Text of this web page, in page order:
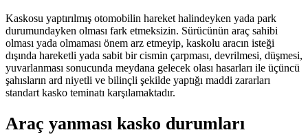
Kaskosu yaptırılmış otomobilin hareket halindeyken yada park
durumundayken olması fark etmeksizin. Sürücünün araç sahibi
olması yada olmaması önem arz etmeyip, kaskolu aracın isteği
dışında hareketli yada sabit bir cismin çarpması, devrilmesi, düşmesi,
yuvarlanması sonucunda meydana gelecek olası hasarları ile üçüncü
şahısların ard niyetli ve bilinçli şekilde yaptığı maddi zararları
standart kasko teminatı karşılamaktadır.
Araç yanması kasko durumları